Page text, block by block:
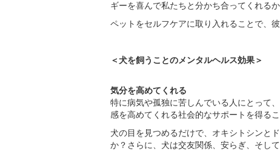
ギーを喜んで私たちと分かち合ってくれるか
ペットをセルフケアに取り入れることで、
＜犬を飼うことのメンタルヘルス効果＞
気分を高めてくれる
特に病気や孤独に苦しんでいる人にとって
感を高めてくれる社会的なサポートを得るこ
犬の目を見つめるだけで、オキシトシンと
か？さらに、犬は交友関係、安らぎ、そし